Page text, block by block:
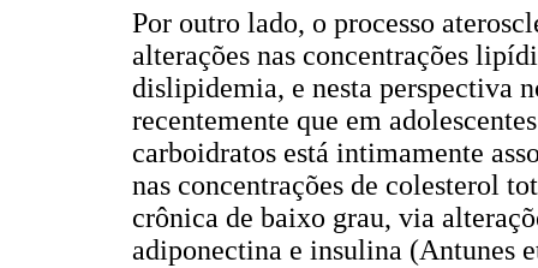
Por outro lado, o processo
alterações nas concentrações
dislipidemia, e nesta perspectiva
recentemente que em
carboidratos está intimamente
nas concentrações de colesterol
crônica de baixo grau, via
adiponectina e insulina (Antunes